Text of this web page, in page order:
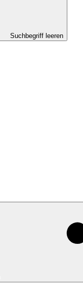
Suchbegriff leeren